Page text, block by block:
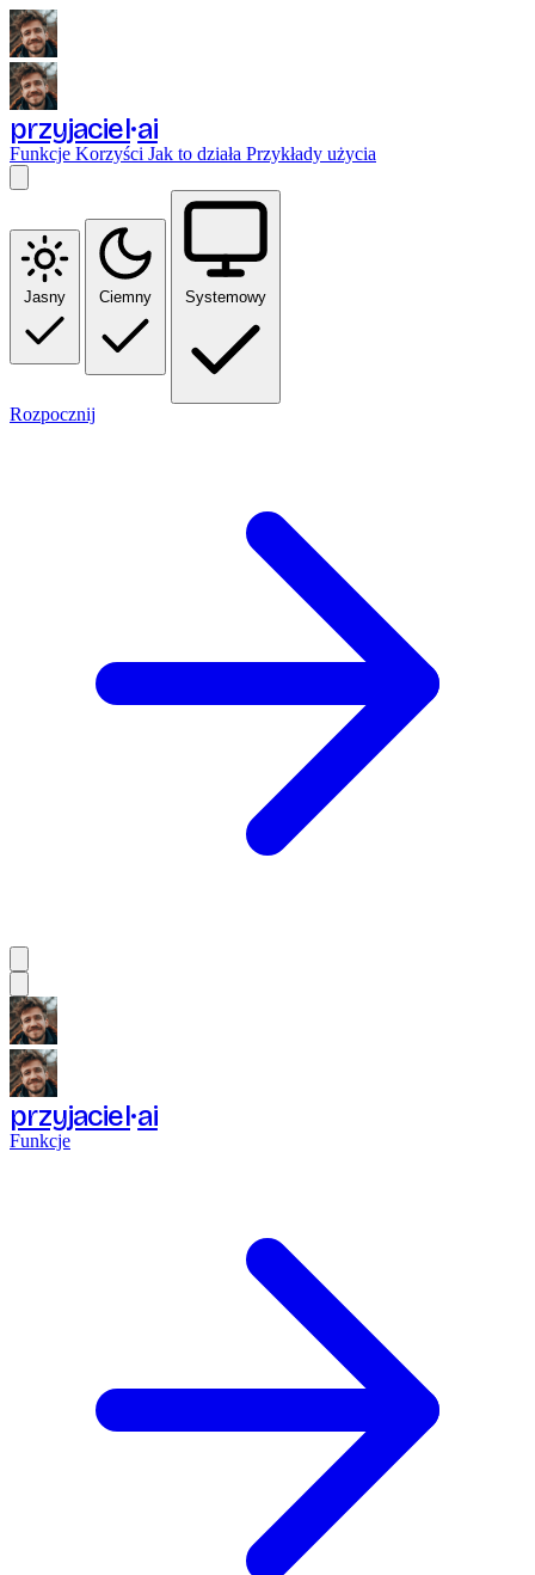
przyjaciel ai
Funkcje Korzyści Jak to działa Przykłady użycia
Jasny Ciemny Systemowy
Rozpocznij
przyjaciel ai
Funkcje